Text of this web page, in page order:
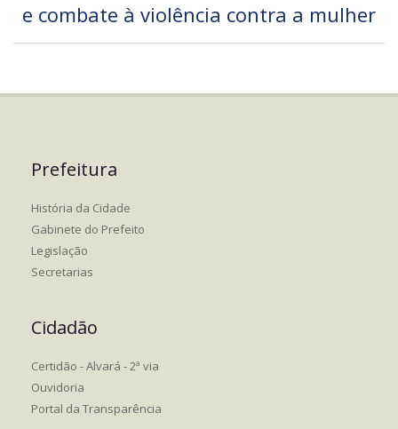
e combate à violência contra a mulher
Prefeitura
História da Cidade
Gabinete do Prefeito
Legislação
Secretarias
Cidadão
Certidão - Alvará - 2ª via
Ouvidoria
Portal da Transparência